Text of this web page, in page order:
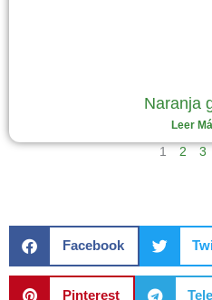
Naranja
Leer
1 2 3
Facebook
Pinterest